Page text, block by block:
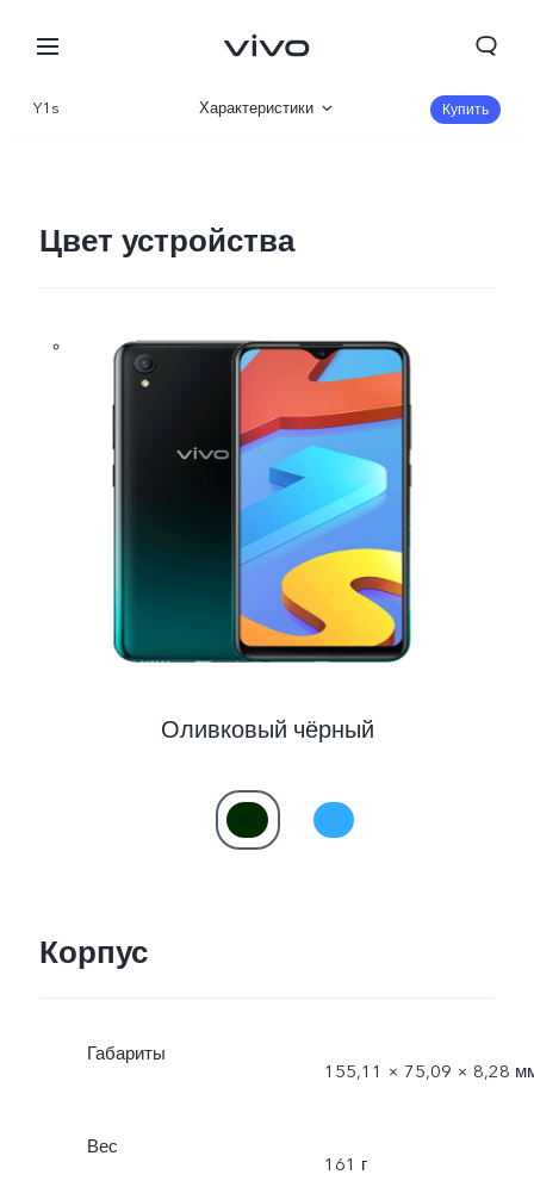
Y1s Характеристики Купить
Цвет устройства
Оливковый чёрный
Корпус
Габариты
155,11 × 75,09 × 8,28
Вес
161 г